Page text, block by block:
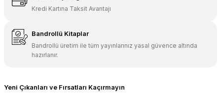
Kredi Kartına Taksit Avantajı
Bandrollü Kitaplar
Bandrollü üretim ile tüm yayınlarınız yasal güvence altında
hazırlanır.
Yeni Çıkanları ve Fırsatları Kaçırmayın